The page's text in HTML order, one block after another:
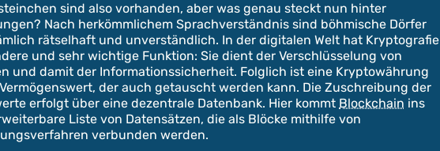
sind also vorhanden, aber was genau steckt nun hinter
Nach herkömmlichem Sprachverständnis sind böhmische Dörfer
rätselhaft und unverständlich. In der digitalen Welt hat Kryptografie
und sehr wichtige Funktion: Sie dient der Verschlüsselung von
und damit der Informationssicherheit. Folglich ist eine Kryptowährung
der auch getauscht werden kann. Die Zuschreibung der
erfolgt über eine dezentrale Datenbank. Hier kommt Blockchain ins
Liste von Datensätzen, die als Blöcke mithilfe von
verbunden werden.